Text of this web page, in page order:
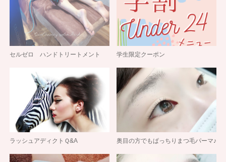
セルゼロ ハンドトリートメント 学生限定クーポン
ラッシュアディクトＱ&A 奥目の方でもぱっちりまつ毛パーマ♪